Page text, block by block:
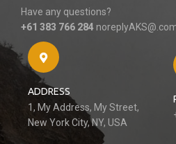
Have any questions?
+61 383 766 284
ADDRESS
1, My Address, My Street,
New York City, NY, USA